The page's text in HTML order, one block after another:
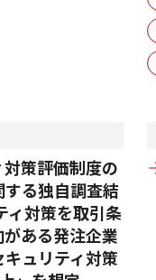
策評価制度の
る独自調査結
ィ対策を取引条
ある発注企業
ュリティ対策